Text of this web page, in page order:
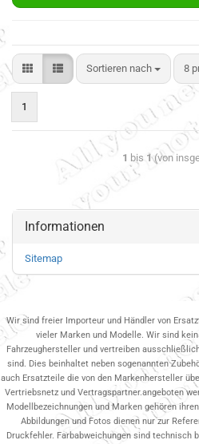
Sortieren nach 8
1
1 bis 1(von
Informationen
Sitemap
Wir sind freier Importeur und Händler von
vieler Marken und Modelle. Wir sind
Fahrzeughersteller und vertreiben
sind. Dies beinhaltet neben sogenannten
auch Ersatzteile die von den Markenhersteller
Vertriebsnetz und Vertragspartner.angeboten
Modellbezeichnungen und Marken gehören
Abbildungen und Fotos dienen nur zur
Druckfehler. Farbabweichungen sind technisch